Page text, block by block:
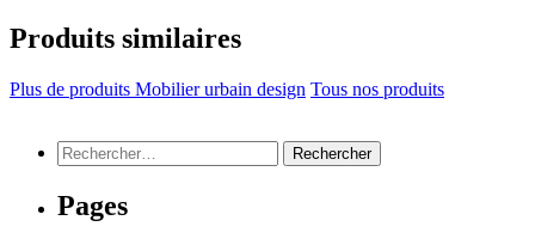
Produits similaires
Plus de produits Mobilier urbain design Tous nos produits
Rechercher :
Pages